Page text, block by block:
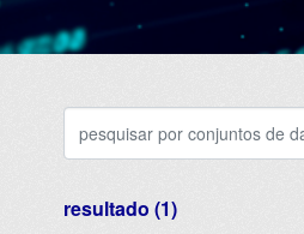
resultado (1)